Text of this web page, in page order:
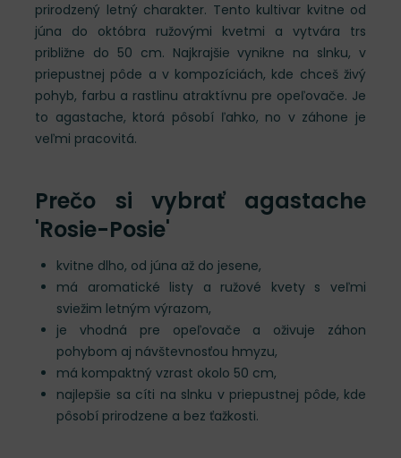
prirodzený letný charakter. Tento kultivar kvitne od
júna do októbra ružovými kvetmi a vytvára trs
približne do 50 cm. Najkrajšie vynikne na slnku, v
priepustnej pôde a v kompozíciách, kde chceš živý
pohyb, farbu a rastlinu atraktívnu pre opeľovače. Je
to agastache, ktorá pôsobí ľahko, no v záhone je
veľmi pracovitá.
Prečo si vybrať agastache
'Rosie-Posie'
kvitne dlho, od júna až do jesene,
má aromatické listy a ružové kvety s veľmi
sviežim letným výrazom,
je vhodná pre opeľovače a oživuje záhon
pohybom aj návštevnosťou hmyzu,
má kompaktný vzrast okolo 50 cm,
najlepšie sa cíti na slnku v priepustnej pôde, kde
pôsobí prirodzene a bez ťažkosti.